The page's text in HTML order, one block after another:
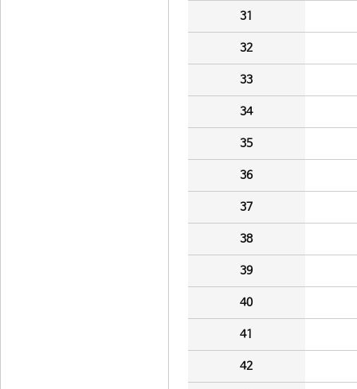
31
32
33
34
35
36
37
38
39
40
41
42